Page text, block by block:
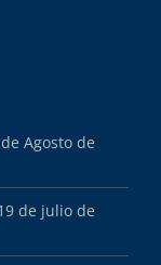
Agosto de
de julio de